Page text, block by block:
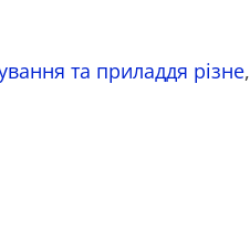
та приладдя різне,